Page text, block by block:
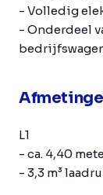
- Volledig
- Onderdeel
L1
- ca. 4,40
- 3,3 m³